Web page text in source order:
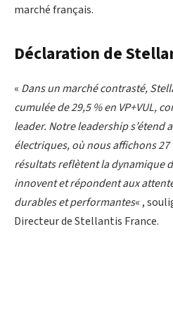
marché français.
Déclaration de
« Dans un marché contrasté,
cumulée de 29,5 % en VP+VUL,
leader. Notre leadership s’étend
électriques, où nous affichons 27
résultats reflètent la dynamique
innovent et répondent aux
durables et performantes« ,
Directeur de Stellantis France.